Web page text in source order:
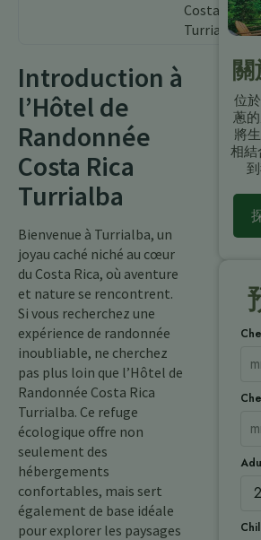
Costa Rica
Turrialba
Introduction à
l’Hôtel de
Randonnée
Costa Rica
Turrialba
Bienvenue à Turrialba, un
joyau caché niché au cœur
du Costa Rica, où aventure
et nature se rencontrent.
Si vous recherchez une
expérience de randonnée
inoubliable, ne cherchez
pas plus loin que l’Hôtel de
Randonnée Costa Rica
Turrialba. Ce refuge
écologique offre non
seulement des
hébergements
confortables, mais sert
également de base idéale
pour explorer les paysages
關
位
蔥
將
相